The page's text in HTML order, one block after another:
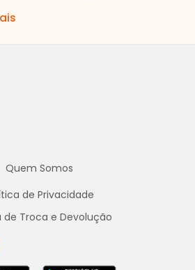
Quem Somos
de Privacidade
de Troca e Devolução